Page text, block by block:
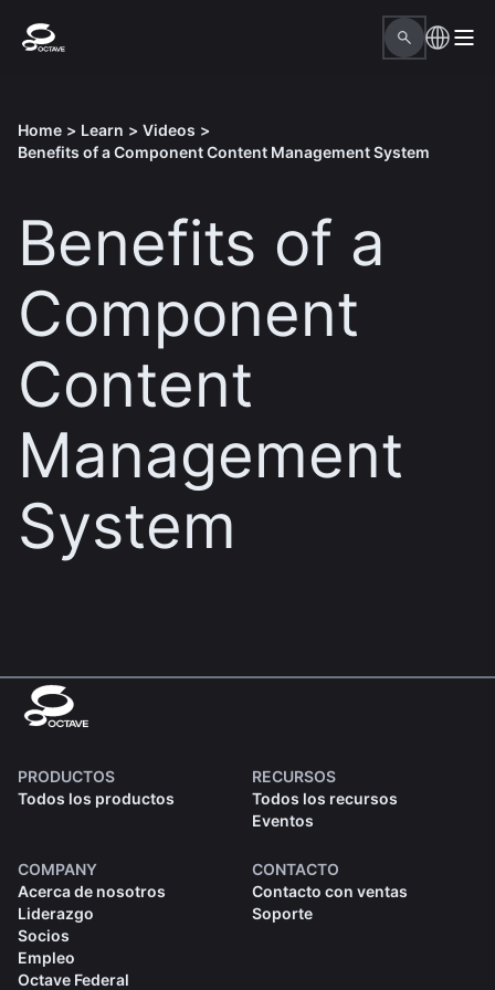
Home > Learn > Videos >
Benefits of a Component Content Management System
Benefits of a
Component
Content
Management
System
PRODUCTOS
Todos los productos
RECURSOS
Todos los recursos
Eventos
COMPANY
Acerca de nosotros
Liderazgo
Socios
Empleo
Octave Federal
CONTACTO
Contacto con ventas
Soporte